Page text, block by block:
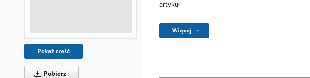
Pokaż treść
Pobierz
artykuł
Więcej